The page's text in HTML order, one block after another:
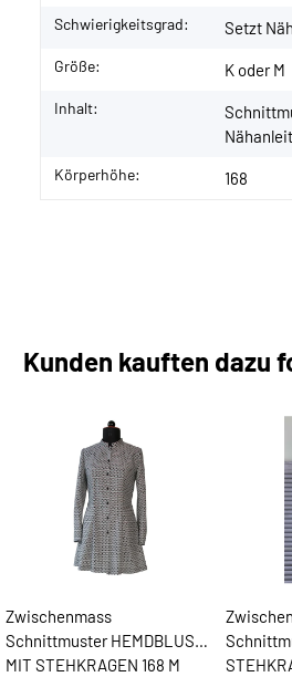
Schwierigkeitsgrad: Setzt
Größe: K oder M
Inhalt:
Körperhöhe: 168
Kunden kauften dazu
Zwischenmass
Schnittmuster HEMDBLUSE
MIT STEHKRAGEN 168 M